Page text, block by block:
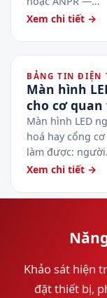
Xem chi tiết →
BẢNG TIN ĐIỆN
Màn hình
cho cơ
Màn hình LED
hoá hay cổng
làm được:
Xem chi tiết →
Khảo sát hiện
đặt thiết bị,